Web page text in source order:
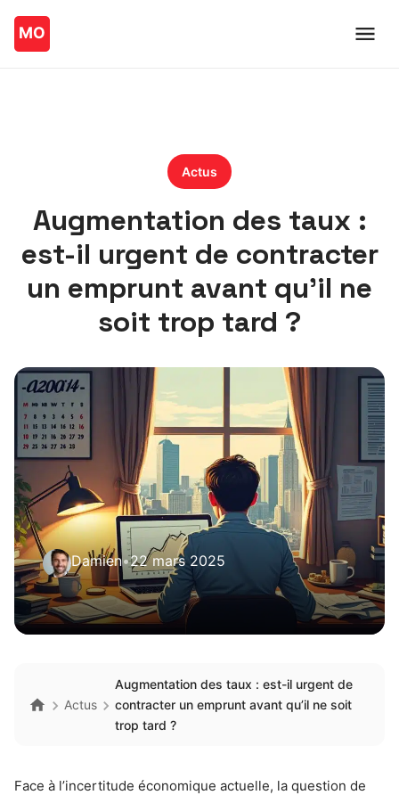
Actus
Augmentation des taux :
est-il urgent de contracter
un emprunt avant qu’il ne
soit trop tard ?
Damien•22 mars 2025
Actus
Augmentation des taux : est-il urgent de
contracter un emprunt avant qu’il ne soit
trop tard ?
Face à l’incertitude économique actuelle, la question de